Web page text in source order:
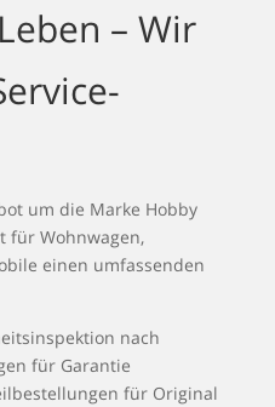
– Wir
um die Marke Hobby
für Wohnwagen,
einen umfassenden
nach
für Garantie
für Original